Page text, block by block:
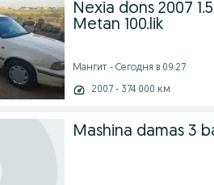
Nexia dons 2007
Metan 100.lik
Мангит - Сегодня в 09:27
2007 - 374 000 км
Mashina damas 3